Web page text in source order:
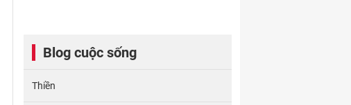
Blog cuộc sống
Thiền